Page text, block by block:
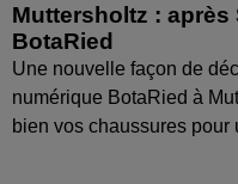
Muttersholtz : après
BotaRied
Une nouvelle façon de
numérique BotaRied à
bien vos chaussures pour